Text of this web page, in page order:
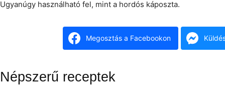
Ugyanúgy használható fel, mint a hordós káposzta.
Megosztás a Facebookon
Népszerű receptek